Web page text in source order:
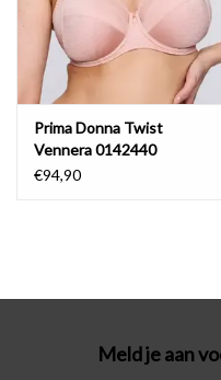
Cadeaubonnen
Prima Donna Twist
Vennera 0142440
€94,90
Meld je aan